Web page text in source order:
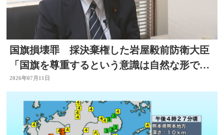
国旗損壊罪 採決棄権した岩屋毅前防衛大臣
「国旗を尊重するという意識は自然な形で育
まれるべきもの」大分
2026年07月11日